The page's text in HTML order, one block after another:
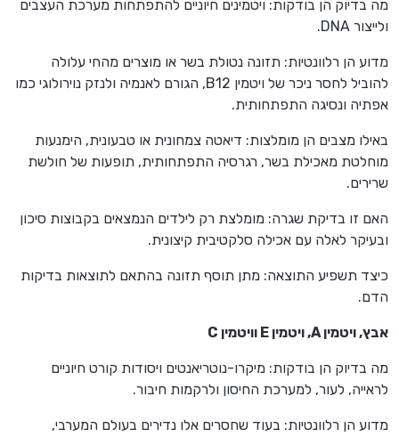
מה בדיוק הן בודקות: ויטמינים חיוניים להתפתחות מערכת העצבים
ולייצור DNA.
מדוע הן רלוונטיות: תזונה נטולת בשר או מוצרים מהחי עלולה
להוביל לחסר ניכר של ויטמין B12, הגורם לאנמיה ולנזק נוירולוגי כמו
אפתיה ונסיגה התפתחותית.
באילו מצבים הן מומלצות: דיאטה צמחונית או טבעונית, הימנעות
מוחלטת מאכילת בשר, רגרסיה התפתחותית, תופעות של חולשת
שרירים.
האם זו בדיקת שגרה: מומלצת רק לילדים הנמצאים בקבוצות סיכון
ובעיקר לאלה עם אכילה סלקטיבית קיצונית.
כיצד תשפיע התוצאה: מתן תוסף תזונה בהתאם לתוצאות בדיקות
הדם.
אבץ, ויטמין A, ויטמין E וויטמין C
מה בדיוק הן בודקות: מיקרו-נוטריאנטים ויסודות קורט חיוניים
לראייה, לעור, למערכת החיסון ולרקמות חיבור.
מדוע הן רלוונטיות: בעוד שחסרים אלו נדירים בעולם המערבי,